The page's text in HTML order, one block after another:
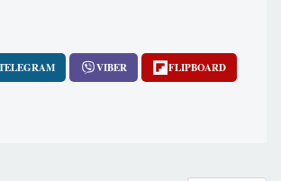
VIBER FLIPBOARD